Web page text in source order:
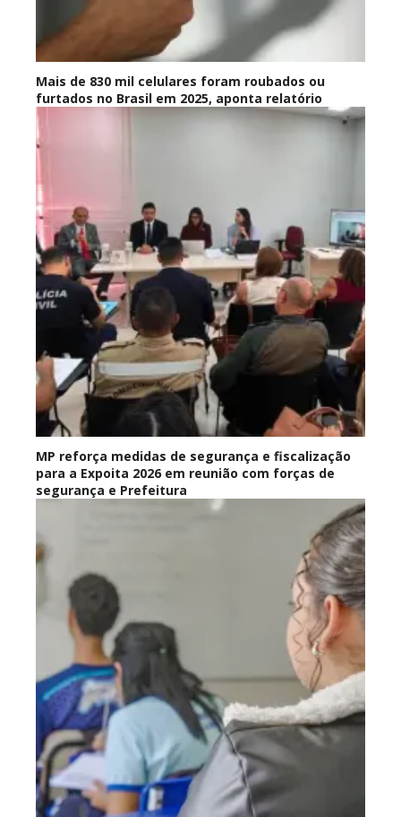
Mais de 830 mil celulares foram roubados ou
furtados no Brasil em 2025, aponta relatório
MP reforça medidas de segurança e fiscalização
para a Expoita 2026 em reunião com forças de
segurança e Prefeitura